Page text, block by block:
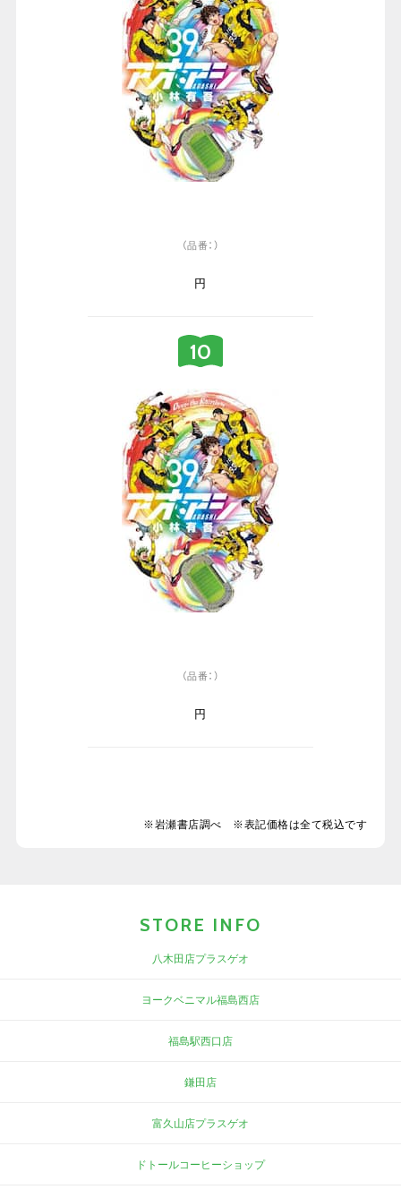
（品番：）
円
（品番：）
円
※岩瀬書店調べ ※表記価格は全て税込です
STORE INFO
八木田店プラスゲオ
ヨークベニマル福島西店
福島駅西口店
鎌田店
富久山店プラスゲオ
ドトールコーヒーショップ